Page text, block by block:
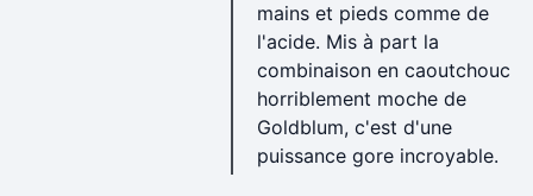
mains et pieds comme de
l'acide. Mis à part la
combinaison en caoutchouc
horriblement moche de
Goldblum, c'est d'une
puissance gore incroyable.